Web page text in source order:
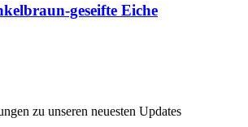
geseifte Eiche
zu unseren neuesten Updates